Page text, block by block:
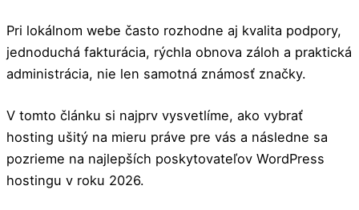
Pri lokálnom webe často rozhodne aj kvalita podpory,
jednoduchá fakturácia, rýchla obnova záloh a praktická
administrácia, nie len samotná známosť značky.
V tomto článku si najprv vysvetlíme, ako vybrať
hosting ušitý na mieru práve pre vás a následne sa
pozrieme na najlepších poskytovateľov WordPress
hostingu v roku 2026.